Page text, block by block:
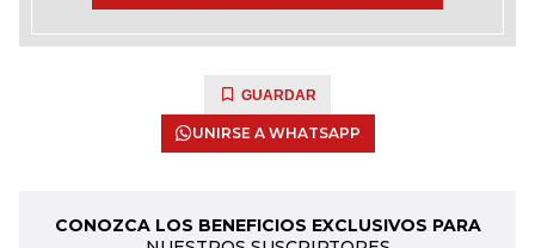
GUARDAR
UNIRSE A WHATSAPP
CONOZCA LOS BENEFICIOS EXCLUSIVOS PARA